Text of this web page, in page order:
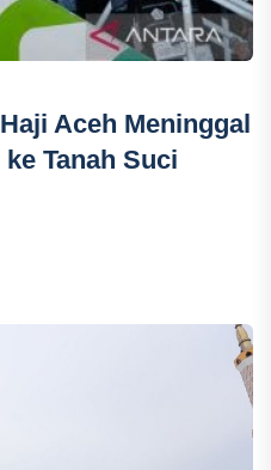
Aceh Meninggal
Tanah Suci